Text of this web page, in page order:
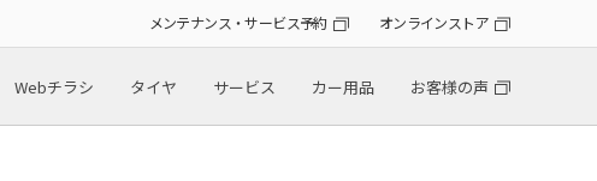
メンテナンス・サービス予約 オンラインストア
Webチラシ タイヤ サービス カー用品 お客様の声